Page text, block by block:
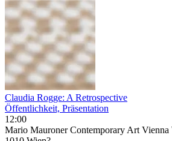
Claudia Rogge: A Retrospective
Öffentlichkeit, Präsentation
12:00
Mario Mauroner Contemporary Art Vienna